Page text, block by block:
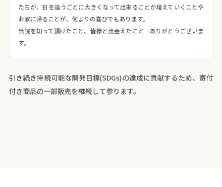
たちが、日を追うごとに大きくなって出来ることが増えていくことや
お家に帰ることが、何よりの喜びでもあります。
当院を知って頂けたこと、皆様と出会えたこと…ありがとうございま
す。
引き続き持続可能な開発目標(SDGs)の達成に貢献するため、寄付
付き商品の一部販売を継続して参ります。